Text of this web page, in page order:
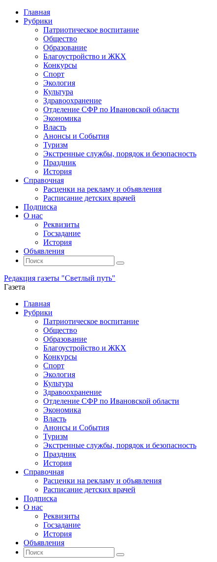
Главная
Рубрики
Патриотическое воспитание
Общество
Образование
Благоустройство и ЖКХ
Конкурсы
Спорт
Экология
Культура
Здравоохранение
Отделение СФР по Ивановской области
Экономика
Власть
Анонсы и События
Туризм
Экстренные службы, порядок и безопасность
Праздник
История
Справочная
Расценки на рекламу и объявления
Расписание детских врачей
Подписка
О нас
Реквизиты
Госзадание
История
Объявления
Поиск
Искать:
Поиск
Редакция газеты "Светлый путь"
Газета
Промотать
содержимому
Главная
Рубрики
Патриотическое воспитание
Общество
Образование
Благоустройство и ЖКХ
Конкурсы
Спорт
Экология
Культура
Здравоохранение
Отделение СФР по Ивановской области
Экономика
Власть
Анонсы и События
Туризм
Экстренные службы, порядок и безопасность
Праздник
История
Справочная
Расценки на рекламу и объявления
Расписание детских врачей
Подписка
О нас
Реквизиты
Госзадание
История
Объявления
Поиск
Искать:
Поиск